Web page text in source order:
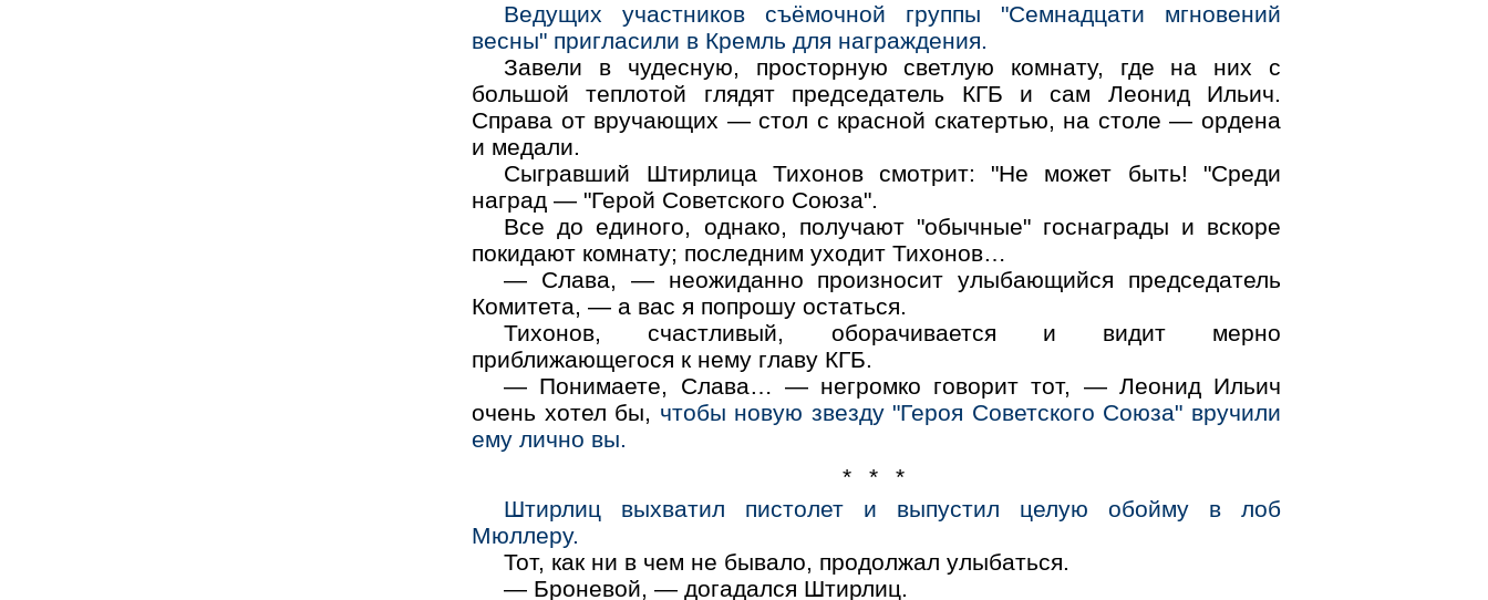
Ведущих участников съёмочной группы "Семнадцати мгновений
весны" пригласили в Кремль для награждения.
Завели в чудесную, просторную светлую комнату, где на них с
большой теплотой глядят председатель КГБ и сам Леонид Ильич.
Справа от вручающих — стол с красной скатертью, на столе — ордена
и медали.
Сыгравший Штирлица Тихонов смотрит: "Не может быть! "Среди
наград — "Герой Советского Союза".
Все до единого, однако, получают "обычные" госнаграды и вскоре
покидают комнату; последним уходит Тихонов…
— Слава, — неожиданно произносит улыбающийся председатель
Комитета, — а вас я попрошу остаться.
Тихонов, счастливый, оборачивается и видит мерно
приближающегося к нему главу КГБ.
— Понимаете, Слава… — негромко говорит тот, — Леонид Ильич
очень хотел бы, чтобы новую звезду "Героя Советского Союза" вручили
ему лично вы.
* * *
Штирлиц выхватил пистолет и выпустил целую обойму в лоб
Мюллеру.
Тот, как ни в чем не бывало, продолжал улыбаться.
— Броневой, — догадался Штирлиц.